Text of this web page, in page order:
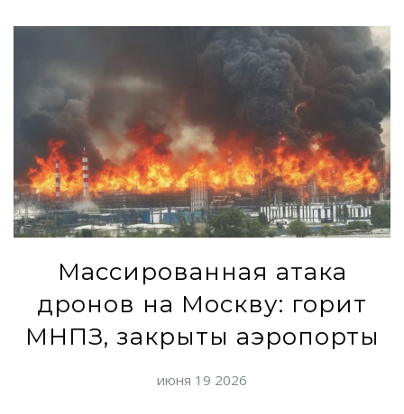
Массированная атака
дронов на Москву: горит
МНПЗ, закрыты аэропорты
июня 19 2026